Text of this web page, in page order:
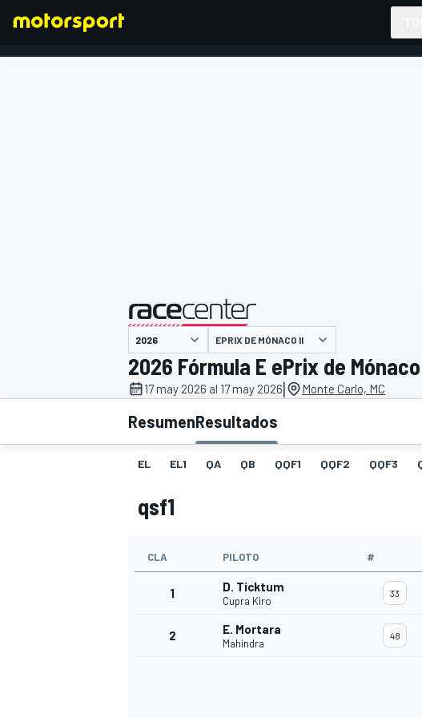
FÓRMULA E MOTO
presentado por
EPRIX DE MÓNACO II
2026 Fórmula E ePrix de
17 may 2026 al 17 may 2026| Monte Carlo, MC
ResumenResultados
EL EL1 QA QB QQF1 QQF2 QQF3
qsf1
CLA PILOTO #
1 D. Ticktum
Cupra Kiro
33
2 E. Mortara
Mahindra
48